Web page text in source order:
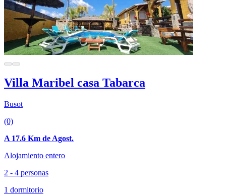
Villa Maribel casa Tabarca
Busot
(0)
A 17.6 Km de Agost.
Alojamiento entero
2 - 4 personas
1 dormitorio